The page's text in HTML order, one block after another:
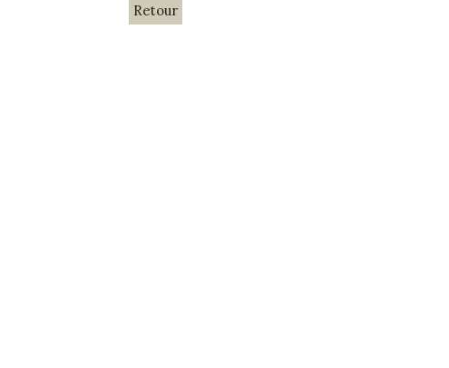
Retour